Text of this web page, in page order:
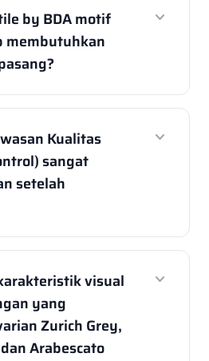
by BDA motif
membutuhkan
expand_more
Kualitas
sangat
setelah
expand_more
visual
yang
Zurich Grey,
Arabescato
expand_more